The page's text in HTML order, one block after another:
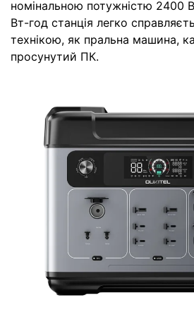
номінальною потужністю 2400
Вт-год станція легко
технікою, як пральна машина,
просунутий ПК.